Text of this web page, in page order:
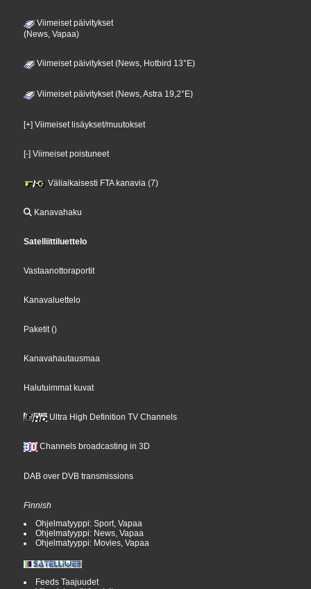
Viimeiset päivitykset
(News, Vapaa)
Viimeiset päivitykset (News, Hotbird 13°E)
Viimeiset päivitykset (News, Astra 19,2°E)
[+] Viimeiset lisäykset/muutokset
[-] Viimeiset poistuneet
Väliaikaisesti FTA kanavia (7)
Kanavahaku
Satelliittiluettelo
Vastaanottoraportit
Kanavaluettelo
Paketit ()
Kanavahautausmaa
Halutuimmat kuvat
Ultra High Definition TV Channels
Channels broadcasting in 3D
DAB over DVB transmissions
Finnish
Ohjelmatyyppi: Sport, Vapaa
Ohjelmatyyppi: News, Vapaa
Ohjelmatyyppi: Movies, Vapaa
Feeds Taajuudet